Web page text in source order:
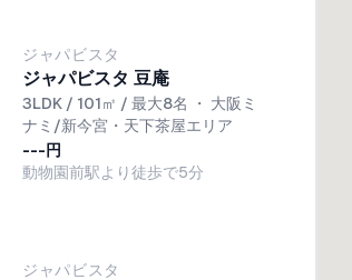
ジャパビスタ
ジャパビスタ 豆庵
3LDK / 101㎡ / 最大8名 ・ 大阪ミ
ナミ/新今宮・天下茶屋エリア
---円
動物園前駅より徒歩で5分
ジャパビスタ